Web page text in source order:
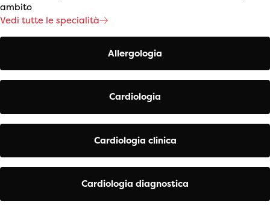
ambito
Vedi tutte le specialità
Allergologia
Cardiologia
Cardiologia clinica
Cardiologia diagnostica